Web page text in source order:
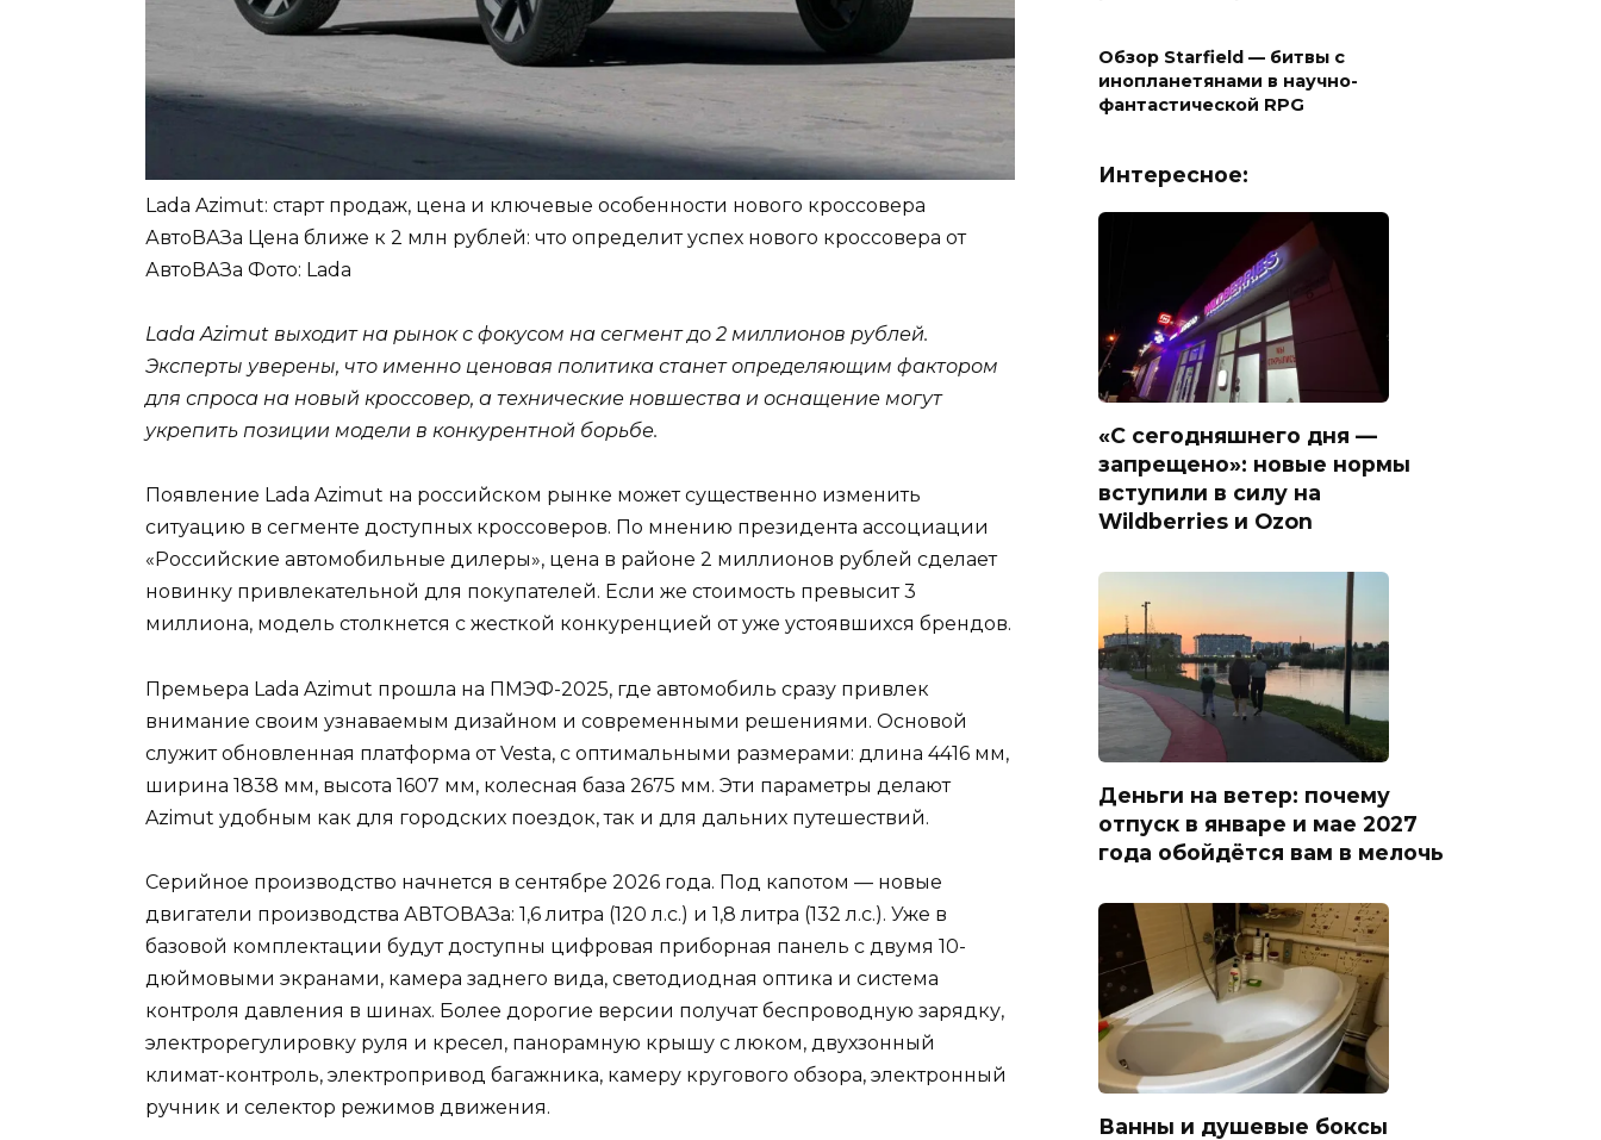
Lada Azimut: старт продаж, цена и ключевые особенности нового кроссовера
АвтоВАЗа Цена ближе к 2 млн рублей: что определит успех нового кроссовера от
АвтоВАЗа Фото: Lada
Lada Azimut выходит на рынок с фокусом на сегмент до 2 миллионов рублей.
Эксперты уверены, что именно ценовая политика станет определяющим фактором
для спроса на новый кроссовер, а технические новшества и оснащение могут
укрепить позиции модели в конкурентной борьбе.
Появление Lada Azimut на российском рынке может существенно изменить
ситуацию в сегменте доступных кроссоверов. По мнению президента ассоциации
«Российские автомобильные дилеры», цена в районе 2 миллионов рублей сделает
новинку привлекательной для покупателей. Если же стоимость превысит 3
миллиона, модель столкнется с жесткой конкуренцией от уже устоявшихся брендов.
Премьера Lada Azimut прошла на ПМЭФ-2025, где автомобиль сразу привлек
внимание своим узнаваемым дизайном и современными решениями. Основой
служит обновленная платформа от Vesta, с оптимальными размерами: длина 4416 мм,
ширина 1838 мм, высота 1607 мм, колесная база 2675 мм. Эти параметры делают
Azimut удобным как для городских поездок, так и для дальних путешествий.
Серийное производство начнется в сентябре 2026 года. Под капотом — новые
двигатели производства АВТОВАЗа: 1,6 литра (120 л.с.) и 1,8 литра (132 л.с.). Уже в
базовой комплектации будут доступны цифровая приборная панель с двумя 10-
дюймовыми экранами, камера заднего вида, светодиодная оптика и система
контроля давления в шинах. Более дорогие версии получат беспроводную зарядку,
электрорегулировку руля и кресел, панорамную крышу с люком, двухзонный
климат-контроль, электропривод багажника, камеру кругового обзора, электронный
ручник и селектор режимов движения.
Обзор Starfield — битвы с
инопланетянами в научно-
фантастической RPG
Интересное:
«С сегодняшнего дня —
запрещено»: новые нормы
вступили в силу на
Wildberries и Ozon
Деньги на ветер: почему
отпуск в январе и мае 2027
года обойдётся вам в мелочь
Ванны и душевые боксы